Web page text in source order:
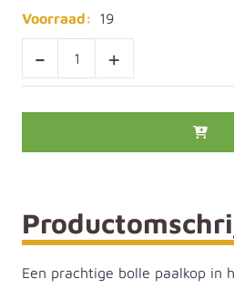
Voorraad:
19
- +
Een prachtige bolle paalkop in